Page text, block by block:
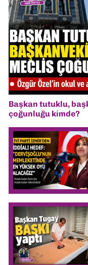
Başkan tutuklu,
çoğunluğu kimde?